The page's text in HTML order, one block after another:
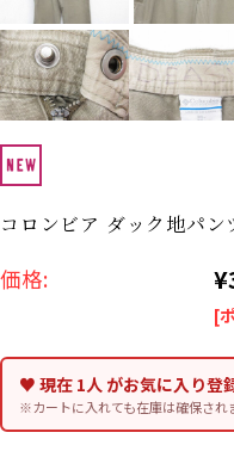
アディダス
リーバイス
アイ
ジャケット
長袖シャツ
コロンビア ダック地パ
価格:
[
♥ 現在 1人 がお気に入り登
※カートに入れても在庫は確保され